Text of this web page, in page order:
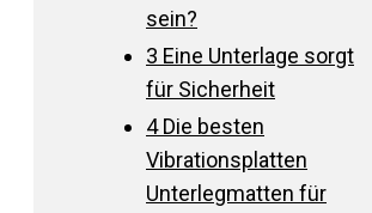
sein?
3 Eine Unterlage sorgt
für Sicherheit
4Die besten
Vibrationsplatten
Unterlegmatten für